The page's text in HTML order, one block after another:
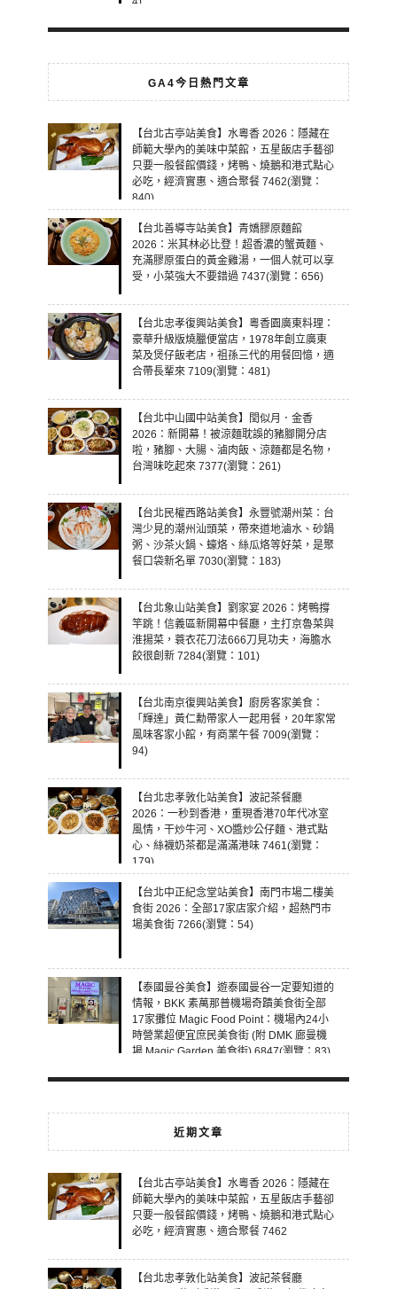
GA4今日熱門文章
【台北古亭站美食】水粵香 2026：隱藏在
師範大學內的美味中菜館，五星飯店手藝卻
只要一般餐館價錢，烤鴨、燒鵝和港式點心
必吃，經濟實惠、適合聚餐 7462(瀏覽：
840)
【台北善導寺站美食】青嬌膠原麵館
2026：米其林必比登！超香濃的蟹黃麵、
充滿膠原蛋白的黃金雞湯，一個人就可以享
受，小菜強大不要錯過 7437(瀏覽：656)
【台北忠孝復興站美食】粵香園廣東料理：
豪華升級版燒臘便當店，1978年創立廣東
菜及煲仔飯老店，祖孫三代的用餐回憶，適
合帶長輩來 7109(瀏覽：481)
【台北中山國中站美食】閏似月．金香
2026：新開幕！被涼麵耽誤的豬腳開分店
啦，豬腳、大腸、滷肉飯、涼麵都是名物，
台灣味吃起來 7377(瀏覽：261)
【台北民權西路站美食】永豐號潮州菜：台
灣少見的潮州汕頭菜，帶來道地滷水、砂鍋
粥、沙茶火鍋、蠔烙、絲瓜烙等好菜，是聚
餐口袋新名單 7030(瀏覽：183)
【台北象山站美食】劉家宴 2026：烤鴨撐
竿跳！信義區新開幕中餐廳，主打京魯菜與
淮揚菜，蓑衣花刀法666刀見功夫，海膽水
餃很創新 7284(瀏覽：101)
【台北南京復興站美食】廚房客家美食：
「輝達」黃仁勳帶家人一起用餐，20年家常
風味客家小館，有商業午餐 7009(瀏覽：
94)
【台北忠孝敦化站美食】波記茶餐廳
2026：一秒到香港，重現香港70年代冰室
風情，干炒牛河、XO醬炒公仔麵、港式點
心、絲襪奶茶都是滿滿港味 7461(瀏覽：
179)
【台北中正紀念堂站美食】南門市場二樓美
食街 2026：全部17家店家介紹，超熱門市
場美食街 7266(瀏覽：54)
【泰國曼谷美食】遊泰國曼谷一定要知道的
情報，BKK 素萬那普機場奇蹟美食街全部
17家攤位 Magic Food Point：機場內24小
時營業超便宜庶民美食街 (附 DMK 廊曼機
場 Magic Garden 美食街) 6847(瀏覽：83)
近期文章
【台北古亭站美食】水粵香 2026：隱藏在
師範大學內的美味中菜館，五星飯店手藝卻
只要一般餐館價錢，烤鴨、燒鵝和港式點心
必吃，經濟實惠、適合聚餐 7462
【台北忠孝敦化站美食】波記茶餐廳